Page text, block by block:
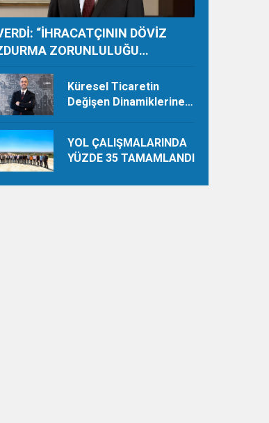
“İHRACATÇININ DÖVİZ
ZORUNLULUĞU
Küresel Ticaretin
Değişen Dinamiklerine
YOL ÇALIŞMALARINDA
YÜZDE 35 TAMAMLANDI